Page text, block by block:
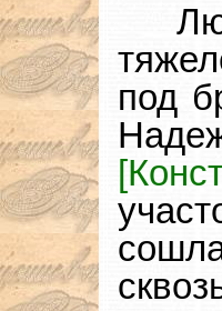
под